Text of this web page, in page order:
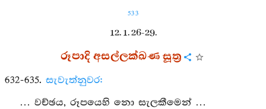
533
12. 1. 26-29.
රූපාදි අසල්ලක්ඛණ සූත්‍ර
632-635. සැවැත්නුවර:
… වච්ඡය, රූපයෙහි නො සැලකීමෙන් …